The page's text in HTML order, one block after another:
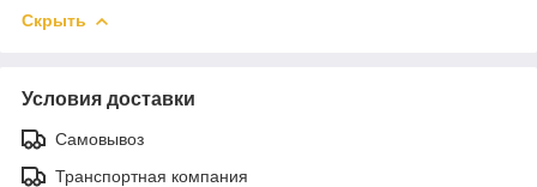
Скрыть
Условия доставки
Самовывоз
Транспортная компания